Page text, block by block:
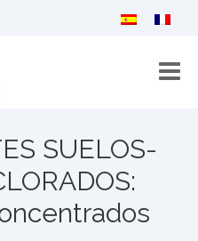
SUELOS-